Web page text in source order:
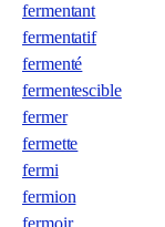
fermentant
fermentatif
fermenté
fermentescible
fermer
fermette
fermi
fermion
fermoir